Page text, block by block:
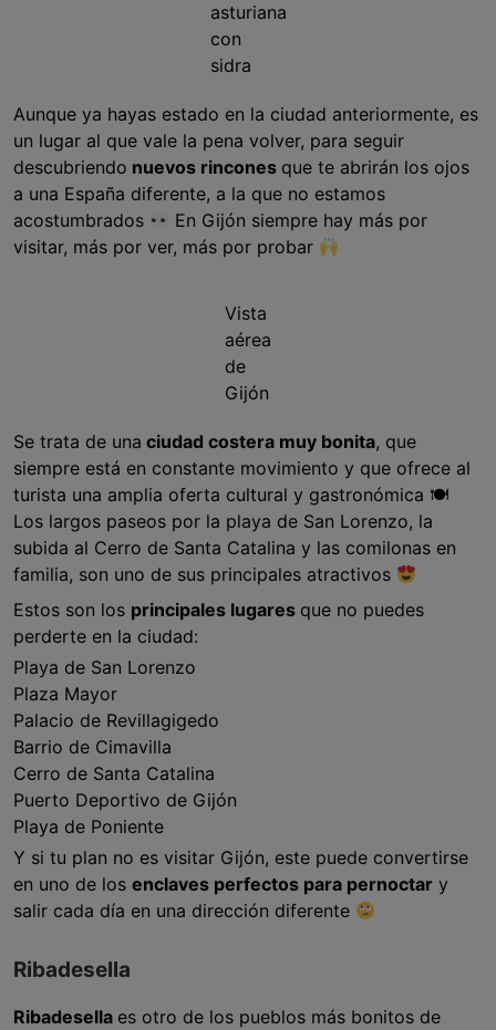
asturiana
con
sidra
Aunque ya hayas estado en la ciudad anteriormente, es
un lugar al que vale la pena volver, para seguir
descubriendo nuevos rincones que te abrirán los ojos
a una España diferente, a la que no estamos
acostumbrados
En Gijón siempre hay más por
visitar, más por ver, más por probar
Vista
aérea
de
Gijón
Se trata de una ciudad costera muy bonita, que
siempre está en constante movimiento y que ofrece al
turista una amplia oferta cultural y gastronómica 🍽
Los largos paseos por la playa de San Lorenzo, la
subida al Cerro de Santa Catalina y las comilonas en
familia, son uno de sus principales atractivos
Estos son los principales lugares que no puedes
perderte en la ciudad:
Playa de San Lorenzo
Plaza Mayor
Palacio de Revillagigedo
Barrio de Cimavilla
Cerro de Santa Catalina
Puerto Deportivo de Gijón
Playa de Poniente
Y si tu plan no es visitar Gijón, este puede convertirse
en uno de los enclaves perfectos para pernoctar y
salir cada día en una dirección diferente
Ribadesella
Ribadesella es otro de los pueblos más bonitos de